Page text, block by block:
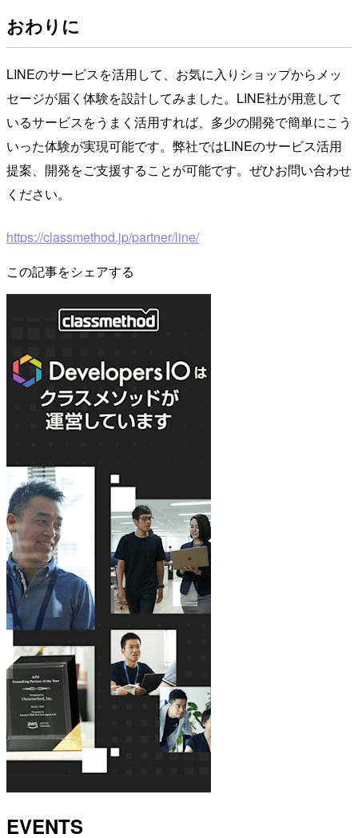
おわりに
LINEのサービスを活用して、お気に入りショップからメッ
セージが届く体験を設計してみました。LINE社が用意して
いるサービスをうまく活用すれば、多少の開発で簡単にこう
いった体験が実現可能です。弊社ではLINEのサービス活用
提案、開発をご支援することが可能です。ぜひお問い合わせ
ください。
https://classmethod.jp/partner/line/
この記事をシェアする
EVENTS